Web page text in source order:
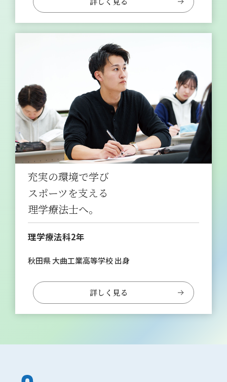
充実の環境で学び
スポーツを支える
理学療法士へ。
理学療法科2年
秋田県 大曲工業高等学校 出身
詳しく見る